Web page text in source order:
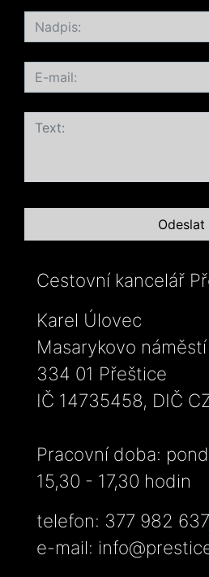
Cestovní kancelář
Karel Úlovec
Masarykovo náměstí
334 01 Přeštice
IČ 14735458, DIČ
Pracovní doba:
15,30 - 17,30 hodin
telefon: 377 982
e-mail: